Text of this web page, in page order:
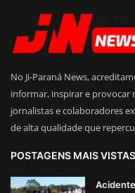
No Ji-Paraná News,
informar, inspirar e provocar
jornalistas e colaboradores
de alta qualidade que
POSTAGENS MAIS VISTAS